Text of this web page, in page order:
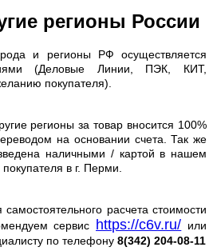
регионы России
и регионы РФ осуществляется
(Деловые Линии, ПЭК, КИТ,
покупателя).
регионы за товар вносится 100%
на основании счета. Так же
наличными / картой в нашем
в г. Перми.
расчета стоимости
сервис
https://c6v.ru/ или
по телефону 8(342) 204-08-11